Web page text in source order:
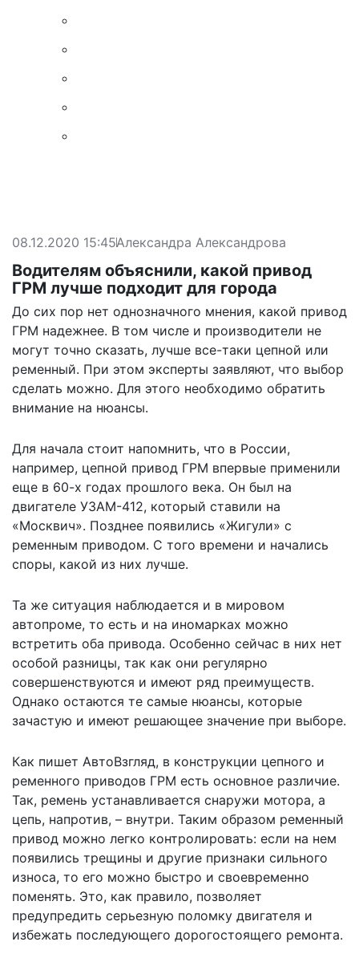
08.12.2020 15:45Александра Александрова
Водителям объяснили, какой привод
ГРМ лучше подходит для города
До сих пор нет однозначного мнения, какой привод
ГРМ надежнее. В том числе и производители не
могут точно сказать, лучше все-таки цепной или
ременный. При этом эксперты заявляют, что выбор
сделать можно. Для этого необходимо обратить
внимание на нюансы.
Для начала стоит напомнить, что в России,
например, цепной привод ГРМ впервые применили
еще в 60-х годах прошлого века. Он был на
двигателе УЗАМ-412, который ставили на
«Москвич». Позднее появились «Жигули» с
ременным приводом. С того времени и начались
споры, какой из них лучше.
Та же ситуация наблюдается и в мировом
автопроме, то есть и на иномарках можно
встретить оба привода. Особенно сейчас в них нет
особой разницы, так как они регулярно
совершенствуются и имеют ряд преимуществ.
Однако остаются те самые нюансы, которые
зачастую и имеют решающее значение при выборе.
Как пишет АвтоВзгляд, в конструкции цепного и
ременного приводов ГРМ есть основное различие.
Так, ремень устанавливается снаружи мотора, а
цепь, напротив, – внутри. Таким образом ременный
привод можно легко контролировать: если на нем
появились трещины и другие признаки сильного
износа, то его можно быстро и своевременно
поменять. Это, как правило, позволяет
предупредить серьезную поломку двигателя и
избежать последующего дорогостоящего ремонта.